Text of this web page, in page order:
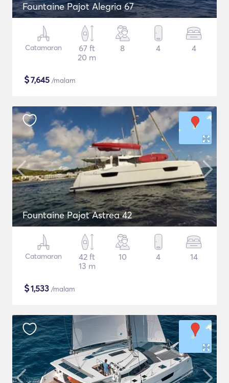
Fountaine Pajot Alegria 67
Catamaran
67 ft
20 m
8 4 4
$7,645 /malam
Fountaine Pajot Astrea 42
Catamaran
42 ft
13 m
10 4 14
$1,533 /malam